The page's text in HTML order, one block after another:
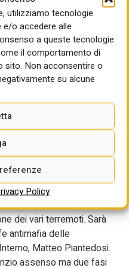
utilizziamo tecnologie
o accedere alle
a queste tecnologie
il comportamento di
sito. Non acconsentire o
su alcune
Policy
qualificazione, ci
terza. La prima che
tenendo conto che è un
anti-mafia che a vario
dei lavori per il Ponte. Il
il trasferimento delle
alla struttura di
presso il Viminale,
“Trasferiamo la
sullo Stretto alla
presso il Viminale,
e della gestione degli
da tempo sulle opere di
dei vari terremoti. Sarà
antimafia delle
Matteo Piantedosi.
assenso ma due fasi